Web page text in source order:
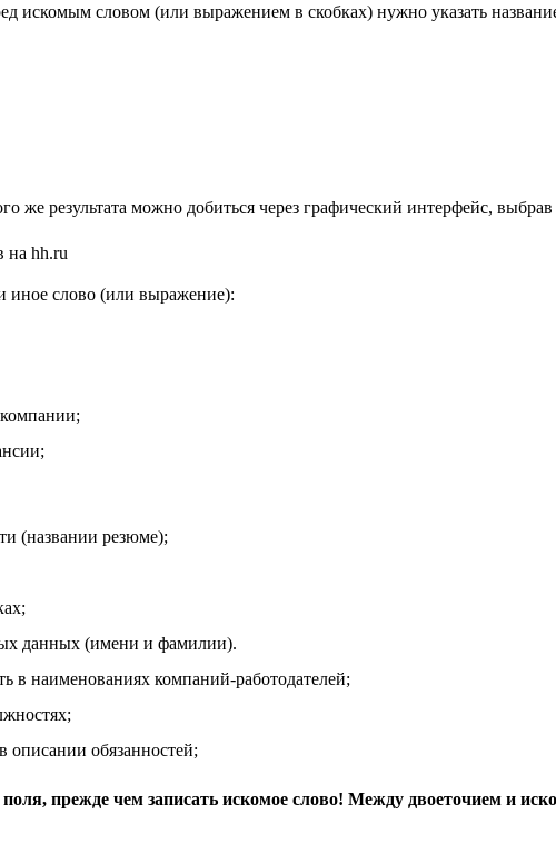
искомым словом (или выражением в скобках) нужно указать
же результата можно добиться через графический интерфейс,
иное слово (или выражение):
(названии резюме);
данных (имени и фамилии).
наименованиях компаний-работодателей;
обязанностей;
поля, прежде чем записать искомое слово! Между двоеточием и